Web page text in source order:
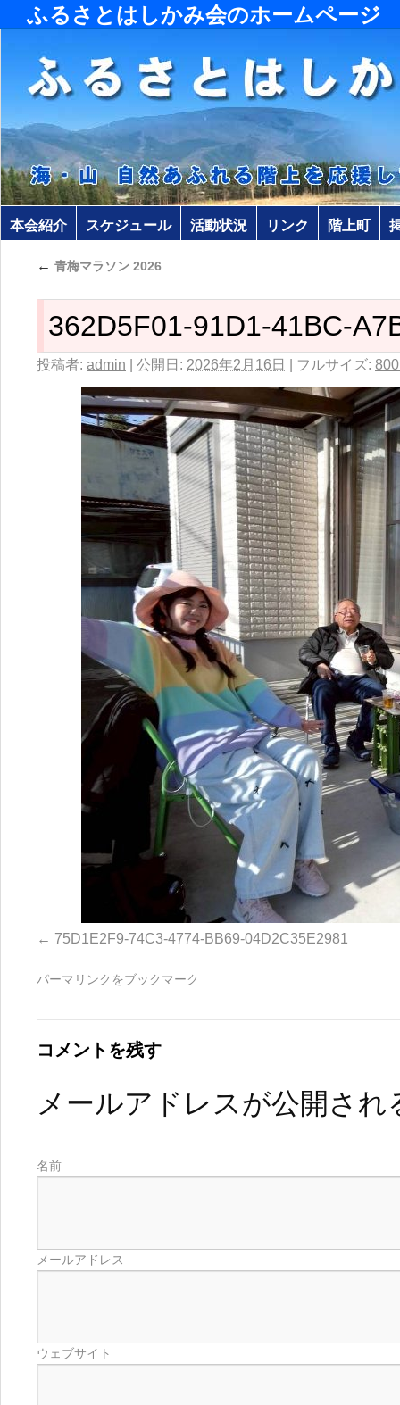
ふるさとはしかみ会のホームページ
本会紹介 スケジュール 活動状況 リンク 階上町
← 青梅マラソン 2026
362D5F01-91D1-41BC-
投稿者: admin 公開日: 2026年2月16日 フルサイズ:
75D1E2F9-74C3-4774-BB69-04D2C35E2981
パーマリンク をブックマーク
コメントを残す
メールアドレスが公開さ
名前
メールアドレス
ウェブサイト